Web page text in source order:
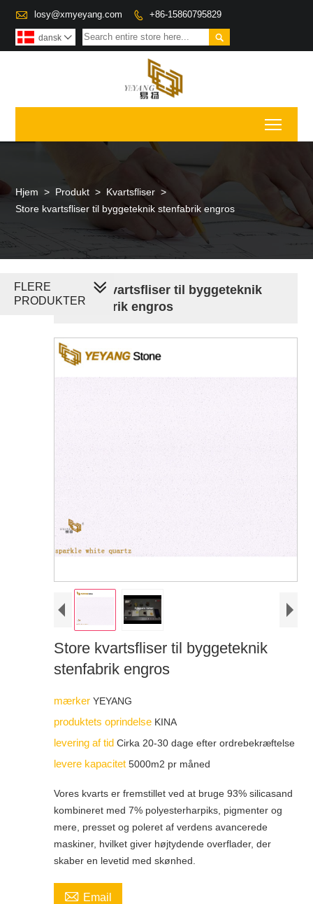
 losy@xmyeyang.com  +86-15860795829

dansk 
Hjem > Produkt > Kvartsfliser >
Store kvartsfliser til byggeteknik stenfabrik engros
Store kvartsfliser til byggeteknik
stenfabrik engros
Store kvartsfliser til byggeteknik
stenfabrik engros
mærker YEYANG
produktets oprindelse KINA
levering af tid Cirka 20-30 dage efter ordrebekræftelse
levere kapacitet 5000m2 pr måned
Vores kvarts er fremstillet ved at bruge 93% silicasand
kombineret med 7% polyesterharpiks, pigmenter og
mere, presset og poleret af verdens avancerede
maskiner, hvilket giver højtydende overflader, der
skaber en levetid med skønhed.
 Email
FLERE
PRODUKTER